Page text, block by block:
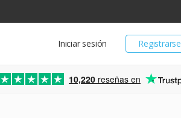
Registrarse
Iniciar sesión
10,220 reseñas en